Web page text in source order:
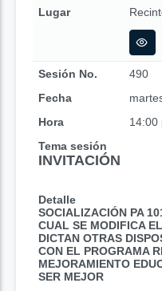
Lugar
Sesión No.
490
Fecha
Hora
14:00
Tema sesión
INVITACIÓN
Detalle
SOCIALIZACIÓN PA
CUAL SE MODIFICA
DICTAN OTRAS
CON EL PROGRAMA
MEJORAMIENTO
SER MEJOR